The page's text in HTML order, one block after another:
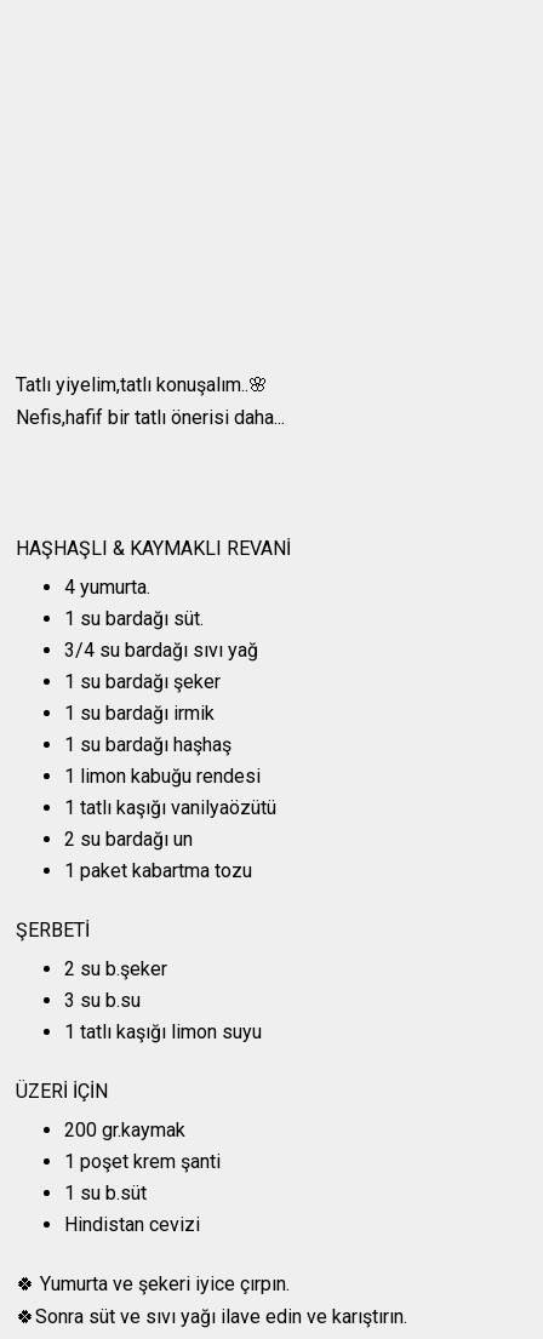
Tatlı yiyelim,tatlı konuşalım..🌸
Nefis,hafif bir tatlı önerisi daha...
HAŞHAŞLI & KAYMAKLI REVANİ
4 yumurta.
1 su bardağı süt.
3/4 su bardağı sıvı yağ
1 su bardağı şeker
1 su bardağı irmik
1 su bardağı haşhaş
1 limon kabuğu rendesi
1 tatlı kaşığı vanilyaözütü
2 su bardağı un
1 paket kabartma tozu
ŞERBETİ
2 su b.şeker
3 su b.su
1 tatlı kaşığı limon suyu
ÜZERİ İÇİN
200 gr.kaymak
1 poşet krem şanti
1 su b.süt
Hindistan cevizi
🍀 Yumurta ve şekeri iyice çırpın.
🍀Sonra süt ve sıvı yağı ilave edin ve karıştırın.